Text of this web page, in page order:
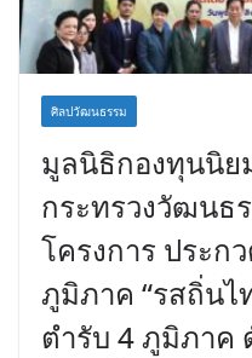
ศิลปวัฒนธรรม
มูลนิธิกองทุนนิย
กระทรวงวัฒนธ
โครงการ ประ
ภูมิภาค “รสถิ่นไ
ตำรับ 4 ภูมิภาค